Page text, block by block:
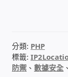
迅時數位網
IP-PBX 租
分類: PHP
標籤:
防禦 、數據安全